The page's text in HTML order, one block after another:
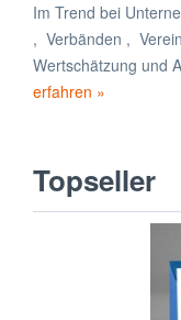
Im Trend bei
, Verbänden ,
Wertschätzung und
erfahren »
Topseller